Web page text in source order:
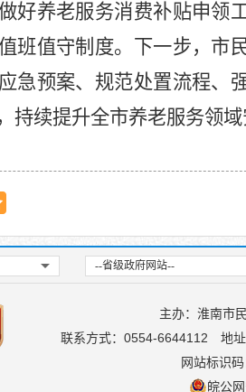
好养老服务消费补贴申领
班值守制度。下一步，市
急预案、规范处置流程、
持续提升全市养老服务领
--省级政府网站--
主办：淮南市
联系方式：0554-6644112
地
网站标识
皖公